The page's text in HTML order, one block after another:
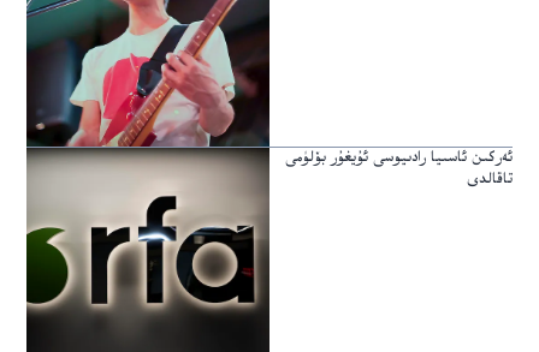
ئەركىن ئاسىيا رادىيوسى ئۇيغۇر بۆلۈمى
تاقالدى